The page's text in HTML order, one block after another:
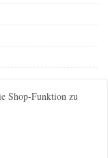
Shop-Funktion zu